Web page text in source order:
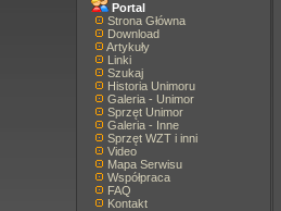
Portal
Strona Główna
Download
Artykuły
Linki
Szukaj
Historia Unimoru
Galeria - Unimor
Sprzęt Unimor
Galeria - Inne
Sprzęt WZT i inni
Video
Mapa Serwisu
Współpraca
FAQ
Kontakt